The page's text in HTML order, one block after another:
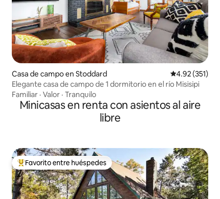
Casa de campo en Stoddard Calificación
4.92 (351)
Elegante casa de campo de 1 dormitorio en el río Misisipi
Familiar · Valor · Tranquilo
Minicasas en renta con asientos al aire
libre
De los mejores en Favorito entre huéspedes
Favorito entre huéspedes